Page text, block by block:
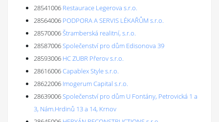
28541006 Restaurace Legerova s.r.o.
28564006 PODPORA A SERVIS LÉKAŘŮM s.r.o.
28570006Štramberská realitní, s.r.o.
28587006Společenství pro dům Edisonova 39
28593006 HC ZUBR Přerov s.r.o.
28616006Capablex Style s.r.o.
28622006 Imogerum Capital s.r.o.
28639006Společenství pro dům U Fontány, Petrovická 1 a
3, Nám.Hrdinů 13 a 14, Krnov